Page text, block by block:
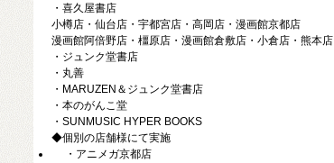
・喜久屋書店
小樽店・仙台店・宇都宮店・高岡店・漫画館京都店
漫画館阿倍野店・橿原店・漫画館倉敷店・小倉店・熊本店
・ジュンク堂書店
・丸善
・MARUZEN＆ジュンク堂書店
・本のがんこ堂
・SUNMUSIC HYPER BOOKS
◆個別の店舗様にて実施
・アニメガ京都店